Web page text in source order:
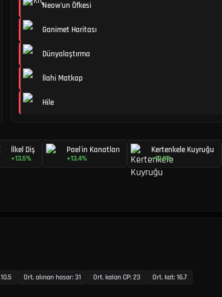
Neow'un Öfkesi
Ganimet Haritası
Dünyalaştırma
İlahi Matkap
Hile
İlkel Diş
+13.5%
Pael'in Kanatları
+13.4%
Kertenkele Kuyruğu
+13.0%
10.5 Ort. alınan hasar: 31 Ort. kalan CP: 23 Ort. kat: 16.7